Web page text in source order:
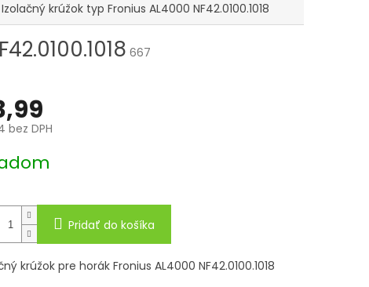
Izolačný krúžok typ Fronius AL4000 NF42.0100.1018
667
bez DPH
Pridať do košíka
krúžok pre horák Fronius AL4000 NF42.0100.1018